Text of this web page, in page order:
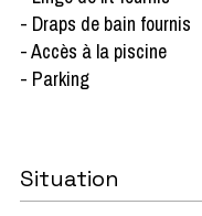
- Draps de bain fournis
- Accès à la piscine
- Parking
Situation